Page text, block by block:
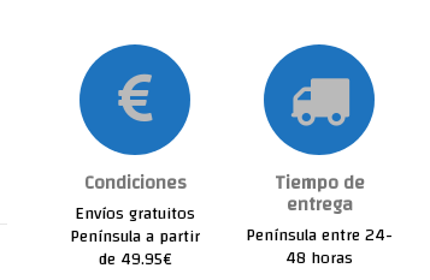
Condiciones
Envíos gratuitos
Península a partir
de 49.95€
Tiempo de
entrega
Península entre 24-
48 horas